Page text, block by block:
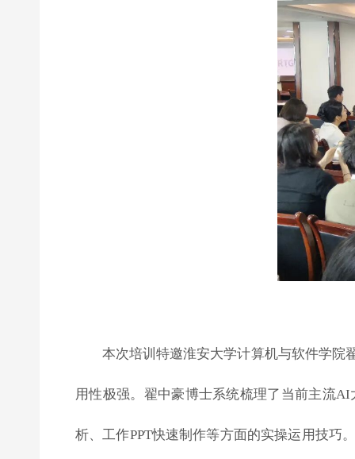
本次培训特邀淮安大学计算机与软件学院
用性极强。翟中豪博士系统梳理了当前主流
析、工作PPT快速制作等方面的实操运用技巧